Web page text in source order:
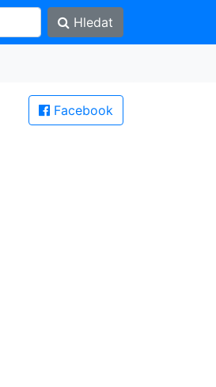
Hledat
Facebook